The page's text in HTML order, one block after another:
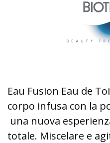
Eau Fusion Eau de
corpo infusa con la
una nuova
totale. Miscelare e